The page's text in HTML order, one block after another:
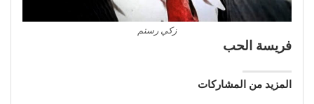
زكي رستم
فريسة الحب
المزيد من المشاركات